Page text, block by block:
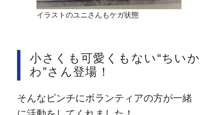
イラストのユニさんもケガ状態
小さくも可愛くもない“ちいか
わ”さん登場！
そんなピンチにボランティアの方が一緒